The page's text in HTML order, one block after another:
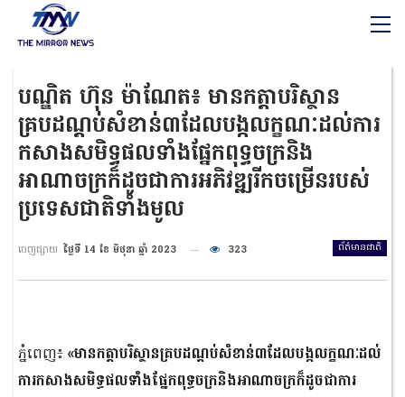
បណ្ឌិត ហ៊ុន ម៉ាណែត៖ មានកត្តាបរិស្ថាន
គ្របដណ្តប់សំខាន់៣ដែលបង្កលក្ខណៈដល់ការ
កសាងសមិទ្ធផលទាំងផ្នែកពុទ្ធចក្រនិង
អាណាចក្រក៏ដូចជាការអភិវឌ្ឍរីកចម្រើនរបស់
ប្រទេសជាតិទាំងមូល
ព័ត៌មានជាតិ
ចេញផ្សាយ ថ្ងៃទី 14 ខែ មិថុនា ឆ្នាំ 2023 323
ភ្នំពេញ៖ «មានកត្តាបរិស្ថានគ្របដណ្តប់សំខាន់៣ដែលបង្កលក្ខណៈដល់
ការកសាងសមិទ្ធផលទាំងផ្នែកពុទ្ធចក្រនិងអាណាចក្រក៏ដូចជាការ